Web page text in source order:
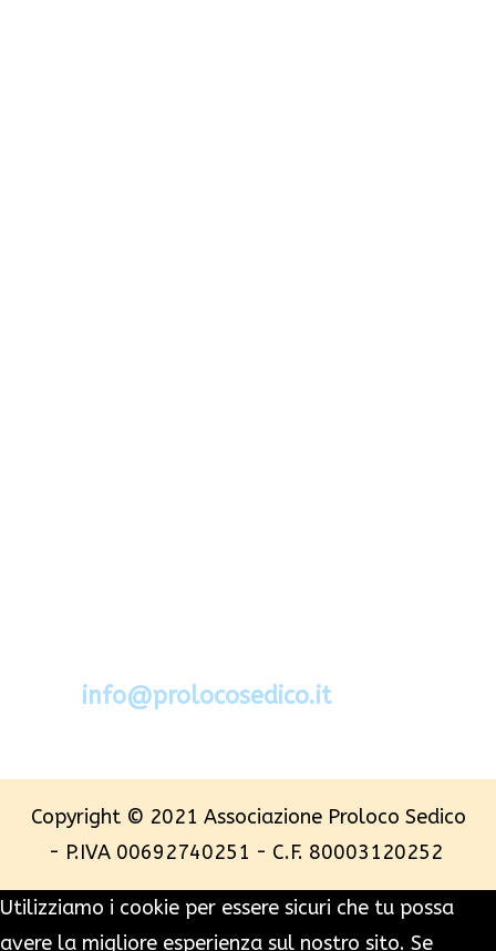
info@prolocosedico.it
Copyright © 2021 Associazione Proloco Sedico
- P.IVA 00692740251 - C.F. 80003120252
Utilizziamo i cookie per essere sicuri che tu possa
avere la migliore esperienza sul nostro sito. Se